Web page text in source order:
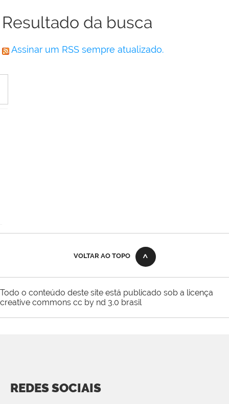
Resultado da busca
Assinar um RSS sempre atualizado.
VOLTAR AO TOPO
Todo o conteúdo deste site está publicado sob a licença
creative commons cc by nd 3.0 brasil
REDES SOCIAIS